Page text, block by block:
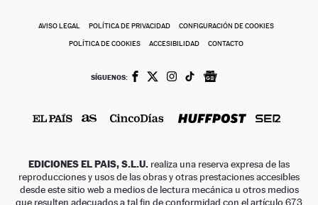
AVISO LEGAL POLÍTICA DE PRIVACIDAD CONFIGURACIÓN DE COOKIES
POLÍTICA DE COOKIES ACCESIBILIDAD CONTACTO
SÍGUENOS:
EDICIONES EL PAIS, S.L.U. realiza una reserva expresa de las
reproducciones y usos de las obras y otras prestaciones accesibles
desde este sitio web a medios de lectura mecánica u otros medios
que resulten adecuados a tal fin de conformidad con el artículo 67.3